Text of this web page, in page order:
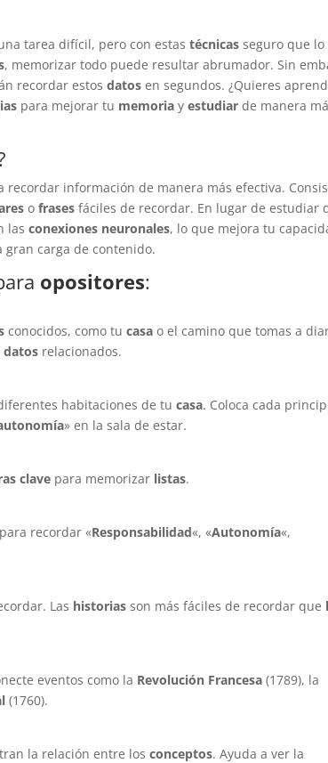
tarea difícil, pero con estastécnicas seguro que lo
, memorizar todo puede resultar abrumador. Sin
recordar estosdatos en segundos. ¿Quieres
para mejorar tu memoria yestudiar de manera
recordar información de manera más efectiva.
ofrases fáciles de recordar. En lugar de estudiar
lasconexiones neuronales, lo que mejora tu
gran carga de contenido.
opositores:
conocidos, como tucasa o el camino que tomas a
datos relacionados.
habitaciones de tucasa. Coloca cada
» en la sala de estar.
clave para memorizar listas.
recordar «Responsabilidad«, «Autonomía«,
Las historias son más fáciles de recordar que
eventos como la Revolución Francesa (1789), la
(1760).
la relación entre losconceptos. Ayuda a ver la